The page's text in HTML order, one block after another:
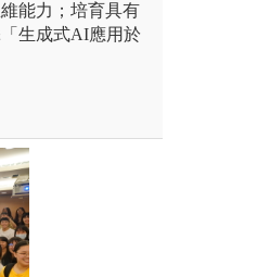
能力；培育具有
生成式AI應用於